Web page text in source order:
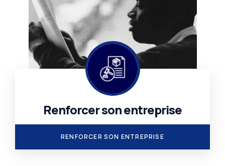
Renforcer son entreprise
.
RENFORCER SON ENTREPRISE